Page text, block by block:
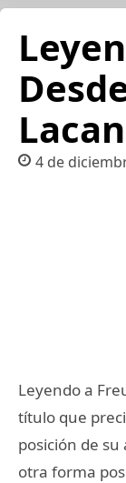
4 de
Leyendo a
título que
posición de
otra forma